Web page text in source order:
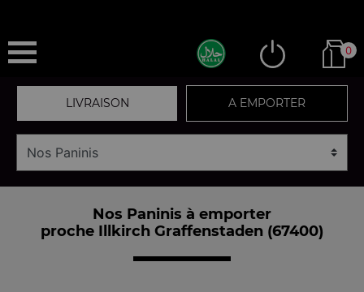
0
LIVRAISON A EMPORTER
Nos Paninis à emporter
proche Illkirch Graffenstaden (67400)